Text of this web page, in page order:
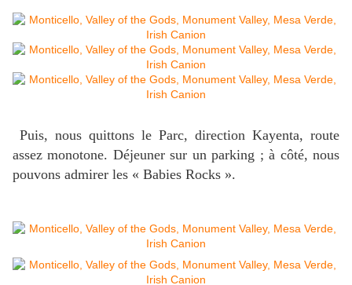
Puis, nous quittons le Parc, direction Kayenta, route
assez monotone. Déjeuner sur un parking ; à côté, nous
pouvons admirer les « Babies Rocks ».